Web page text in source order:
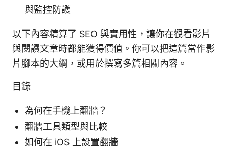
與監控防護
以下內容精算了 SEO 與實用性，讓你在觀看影片
與閱讀文章時都能獲得價值。你可以把這篇當作影
片腳本的大綱，或用於撰寫多篇相關內容。
目錄
為何在手機上翻牆？
翻牆工具類型與比較
如何在 iOS 上設置翻牆